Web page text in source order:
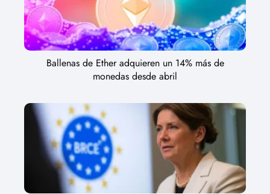
Ballenas de Ether adquieren un 14% más de
monedas desde abril